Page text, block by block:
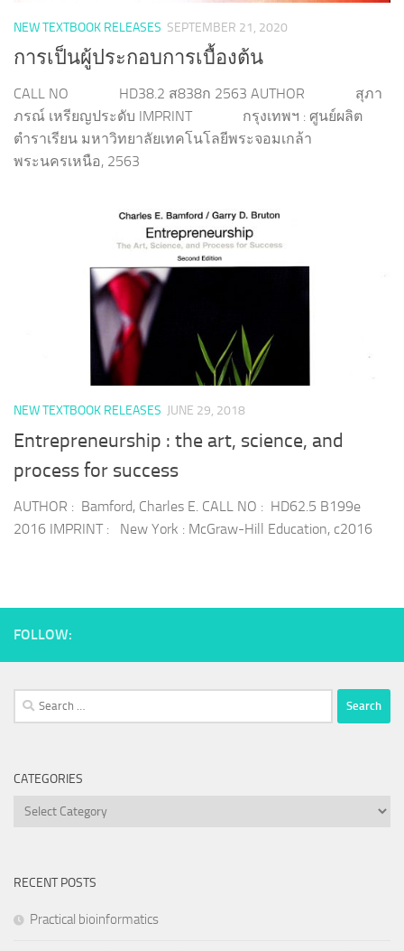
NEW TEXTBOOK RELEASES SEPTEMBER 21, 2020
การเป็นผู้ประกอบการเบื้องต้น
CALL NO HD38.2 ส838ก 2563 AUTHOR สุภา
ภรณ์ เหรียญประดับ IMPRINT กรุงเทพฯ : ศูนย์ผลิต
ตำราเรียน มหาวิทยาลัยเทคโนโลยีพระจอมเกล้า
พระนครเหนือ, 2563
NEW TEXTBOOK RELEASES JUNE 29, 2018
Entrepreneurship : the art, science, and
process for success
AUTHOR : Bamford, Charles E. CALL NO : HD62.5 B199e
2016 IMPRINT : New York : McGraw-Hill Education, c2016
FOLLOW:
Search
for:
CATEGORIES
Categories
RECENT POSTS
Practical bioinformatics